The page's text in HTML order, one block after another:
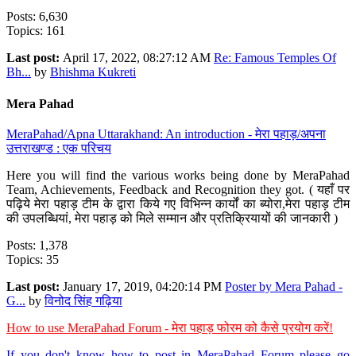
Posts: 6,630
Topics: 161
Last post: April 17, 2022, 08:27:12 AM Re: Famous Temples Of
Bh... by Bhishma Kukreti
Mera Pahad
MeraPahad/Apna Uttarakhand: An introduction - मेरा पहाड़/अपना
उत्तराखण्ड : एक परिचय
Here you will find the various works being done by MeraPahad
Team, Achievements, Feedback and Recognition they got. ( यहाँ पर
पढ़िये मेरा पहाड़ टीम के द्वारा किये गए विभिन्न कार्यों का ब्योरा,मेरा पहाड़ टीम
की उपलब्धियां, मेरा पहाड़ को मिले सम्मान और प्रतिक्रियायों की जानकारी )
Posts: 1,378
Topics: 35
Last post: January 17, 2019, 04:20:14 PM Poster by Mera Pahad -
G... byविनोद सिंह गढ़िया
How to use MeraPahad Forum - मेरा पहाड़ फोरम को कैसे प्रयोग करें!